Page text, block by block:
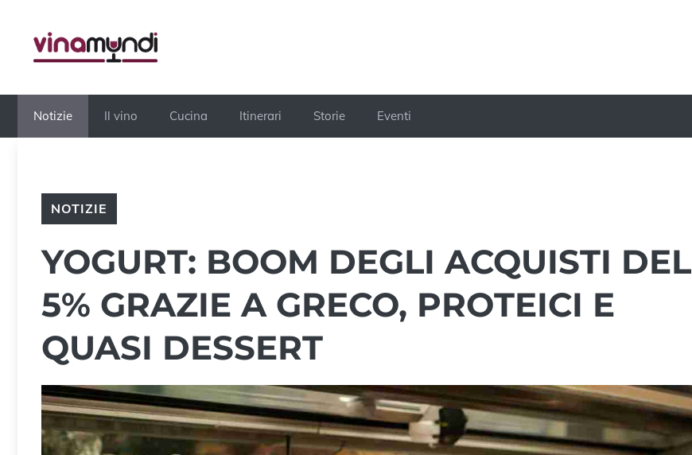
contenuto
Notizie Il vino Cucina Itinerari Storie Eventi
NOTIZIE
YOGURT: BOOM DEGLI ACQUISTI DEL
5% GRAZIE A GRECO, PROTEICI E
QUASI DESSERT